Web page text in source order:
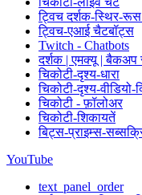
ट्विच दर्शक-स्थिर-
ट्विच-एआई चैटबॉट्स
Twitch - Chatbots
दर्शक | एमक्यू | बैकअप
चिकोटी-दृश्य-धारा
चिकोटी-दृश्य-वीडियो-
चिकोटी - फ़ॉलोअर
चिकोटी-शिकायतें
बिट्स-प्राइम्स-
YouTube
text_panel_order